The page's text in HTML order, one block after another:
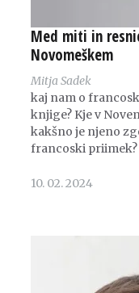
Med miti in
Novomeškem
Mitja Sadek
kaj nam o
knjige? Kje v
kakšno je njeno
francoski priimek?
10. 02. 2024